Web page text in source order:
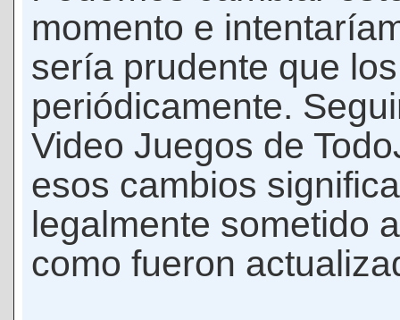
momento e
sería prudente que
periódicamente.
Video Juegos de
esos cambios
legalmente sometido
como fueron